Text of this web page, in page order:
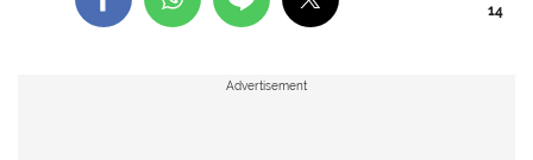
14
Advertisement